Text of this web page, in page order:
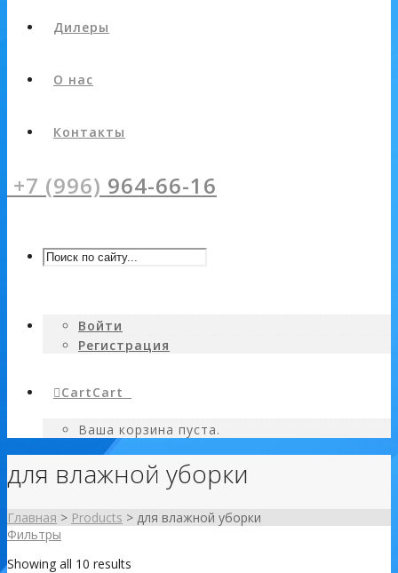
Дилеры
О нас
Контакты
+7 (996) 964-66-16
Войти
Регистрация
CartCart
Ваша корзина пуста.
для влажной уборки
Главная > Products > для влажной уборки
Фильтры
Showing all 10 results